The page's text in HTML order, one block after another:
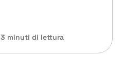
3 minuti di lettura